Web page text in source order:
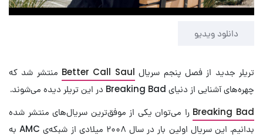
دانلود ویدیو
تریلر جدید از فصل پنجم سریال Better Call Saul منتشر شد که
چهره‌های آشنایی از دنیای Breaking Bad در این تریلر دیده می‌شوند.
Breaking Bad را می‌توان یکی از موفق‌ترین سریال‌های منتشر شده
بدانیم. این سریال اولین بار در سال ۲۰۰۸ میلادی از شبکه‌ی AMC به